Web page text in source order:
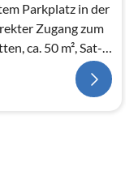
Parkplatz in der
Zugang zum
ca. 50 m², Sat-